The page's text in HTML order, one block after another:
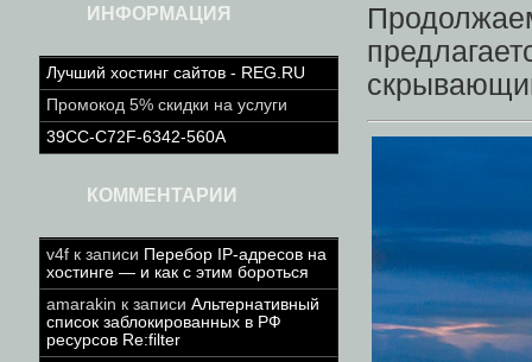
ИНФОРМАЦИЯ
Лучший хостинг сайтов - REG.RU
Промокод 5% скидки на услуги
39CC-C72F-6342-560A
КОММЕНТАРИИ
v4f к записи Перебор IP-адресов на
хостинге — и как с этим бороться
amarakin к записи Альтернативный
список заблокированных в РФ
ресурсов Re:filter